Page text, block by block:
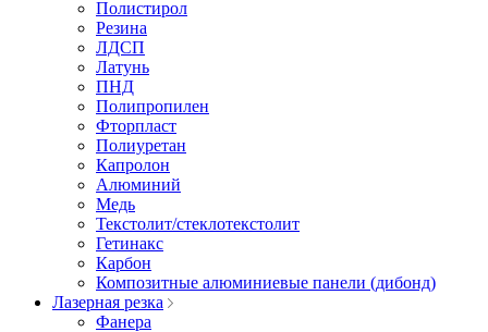
Полистирол
Резина
ЛДСП
Латунь
ПНД
Полипропилен
Фторпласт
Полиуретан
Капролон
Алюминий
Медь
Текстолит/стеклотекстолит
Гетинакс
Карбон
Композитные алюминиевые панели (дибонд)
Лазерная резка
Фанера